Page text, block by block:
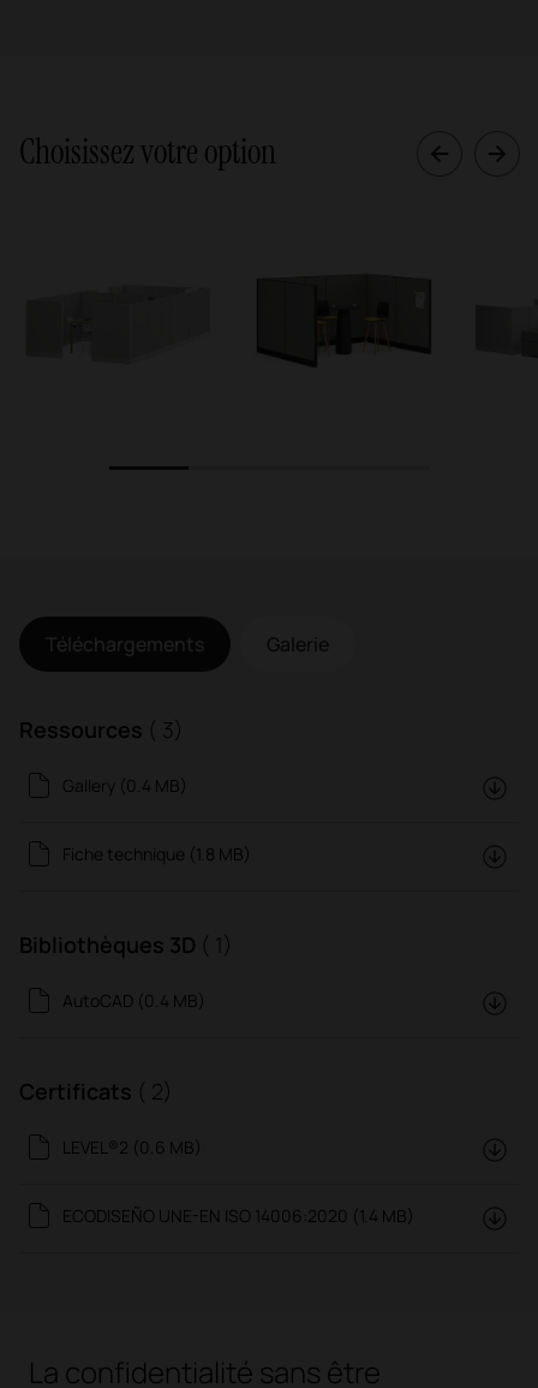
Choisissez votre option
Téléchargements Galerie
Ressources ( 3)
Gallery (0.4 MB)
Fiche technique (1.8 MB)
Bibliothèques 3D ( 1)
AutoCAD (0.4 MB)
Certificats ( 2)
LEVEL®2 (0.6 MB)
ECODISEÑO UNE-EN ISO 14006:2020 (1.4 MB)
La confidentialité sans être